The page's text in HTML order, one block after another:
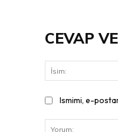
CEVAP
Ismimi, e-